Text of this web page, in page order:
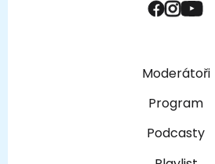
Moderátoři
Program
Podcasty